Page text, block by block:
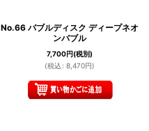
No.66 バブルディスク ディープネオ
ンバブル
7,700円(税別)
(税込 : 8,470円)